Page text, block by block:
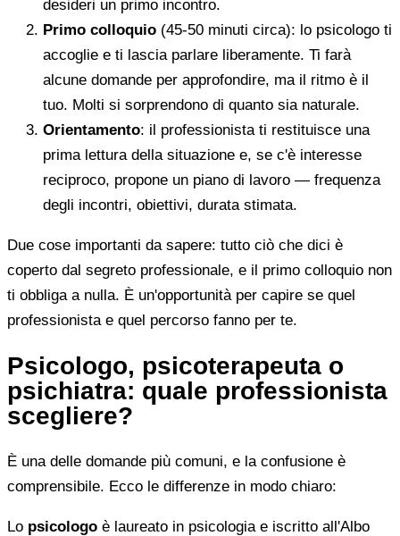
desideri un primo incontro.
Primo colloquio (45-50 minuti circa): lo psicologo ti
accoglie e ti lascia parlare liberamente. Ti farà
alcune domande per approfondire, ma il ritmo è il
tuo. Molti si sorprendono di quanto sia naturale.
Orientamento: il professionista ti restituisce una
prima lettura della situazione e, se c'è interesse
reciproco, propone un piano di lavoro — frequenza
degli incontri, obiettivi, durata stimata.
Due cose importanti da sapere: tutto ciò che dici è
coperto dal segreto professionale, e il primo colloquio non
ti obbliga a nulla. È un'opportunità per capire se quel
professionista e quel percorso fanno per te.
Psicologo, psicoterapeuta o
psichiatra: quale professionista
scegliere?
È una delle domande più comuni, e la confusione è
comprensibile. Ecco le differenze in modo chiaro:
Lo psicologo è laureato in psicologia e iscritto all'Albo